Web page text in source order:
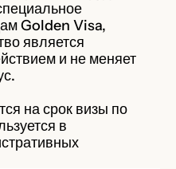
Golden Visa,
является
и не меняет
на срок визы по
в